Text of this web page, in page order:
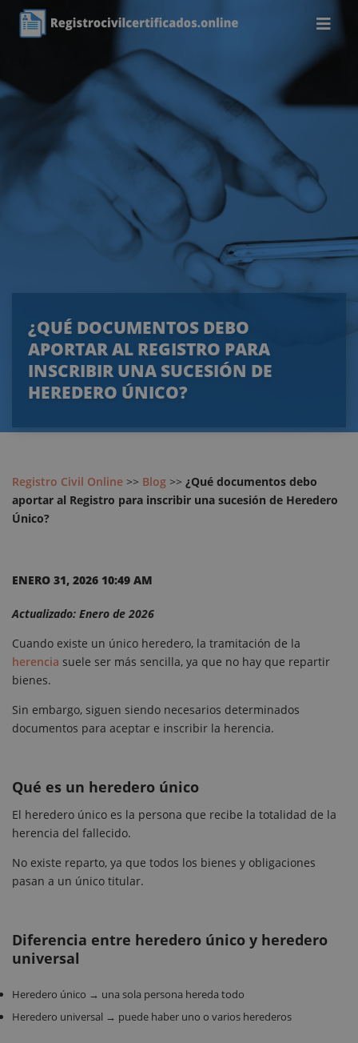
¿QUÉ DOCUMENTOS DEBO
APORTAR AL REGISTRO PARA
INSCRIBIR UNA SUCESIÓN DE
HEREDERO ÚNICO?
Registro Civil Online >> Blog >> ¿Qué documentos debo
aportar al Registro para inscribir una sucesión de Heredero
Único?
ENERO 31, 2026 10:49 AM
Actualizado: Enero de 2026
Cuando existe un único heredero, la tramitación de la
herencia suele ser más sencilla, ya que no hay que repartir
bienes.
Sin embargo, siguen siendo necesarios determinados
documentos para aceptar e inscribir la herencia.
Qué es un heredero único
El heredero único es la persona que recibe la totalidad de la
herencia del fallecido.
No existe reparto, ya que todos los bienes y obligaciones
pasan a un único titular.
Diferencia entre heredero único y heredero
universal
Heredero único → una sola persona hereda todo
Heredero universal → puede haber uno o varios herederos